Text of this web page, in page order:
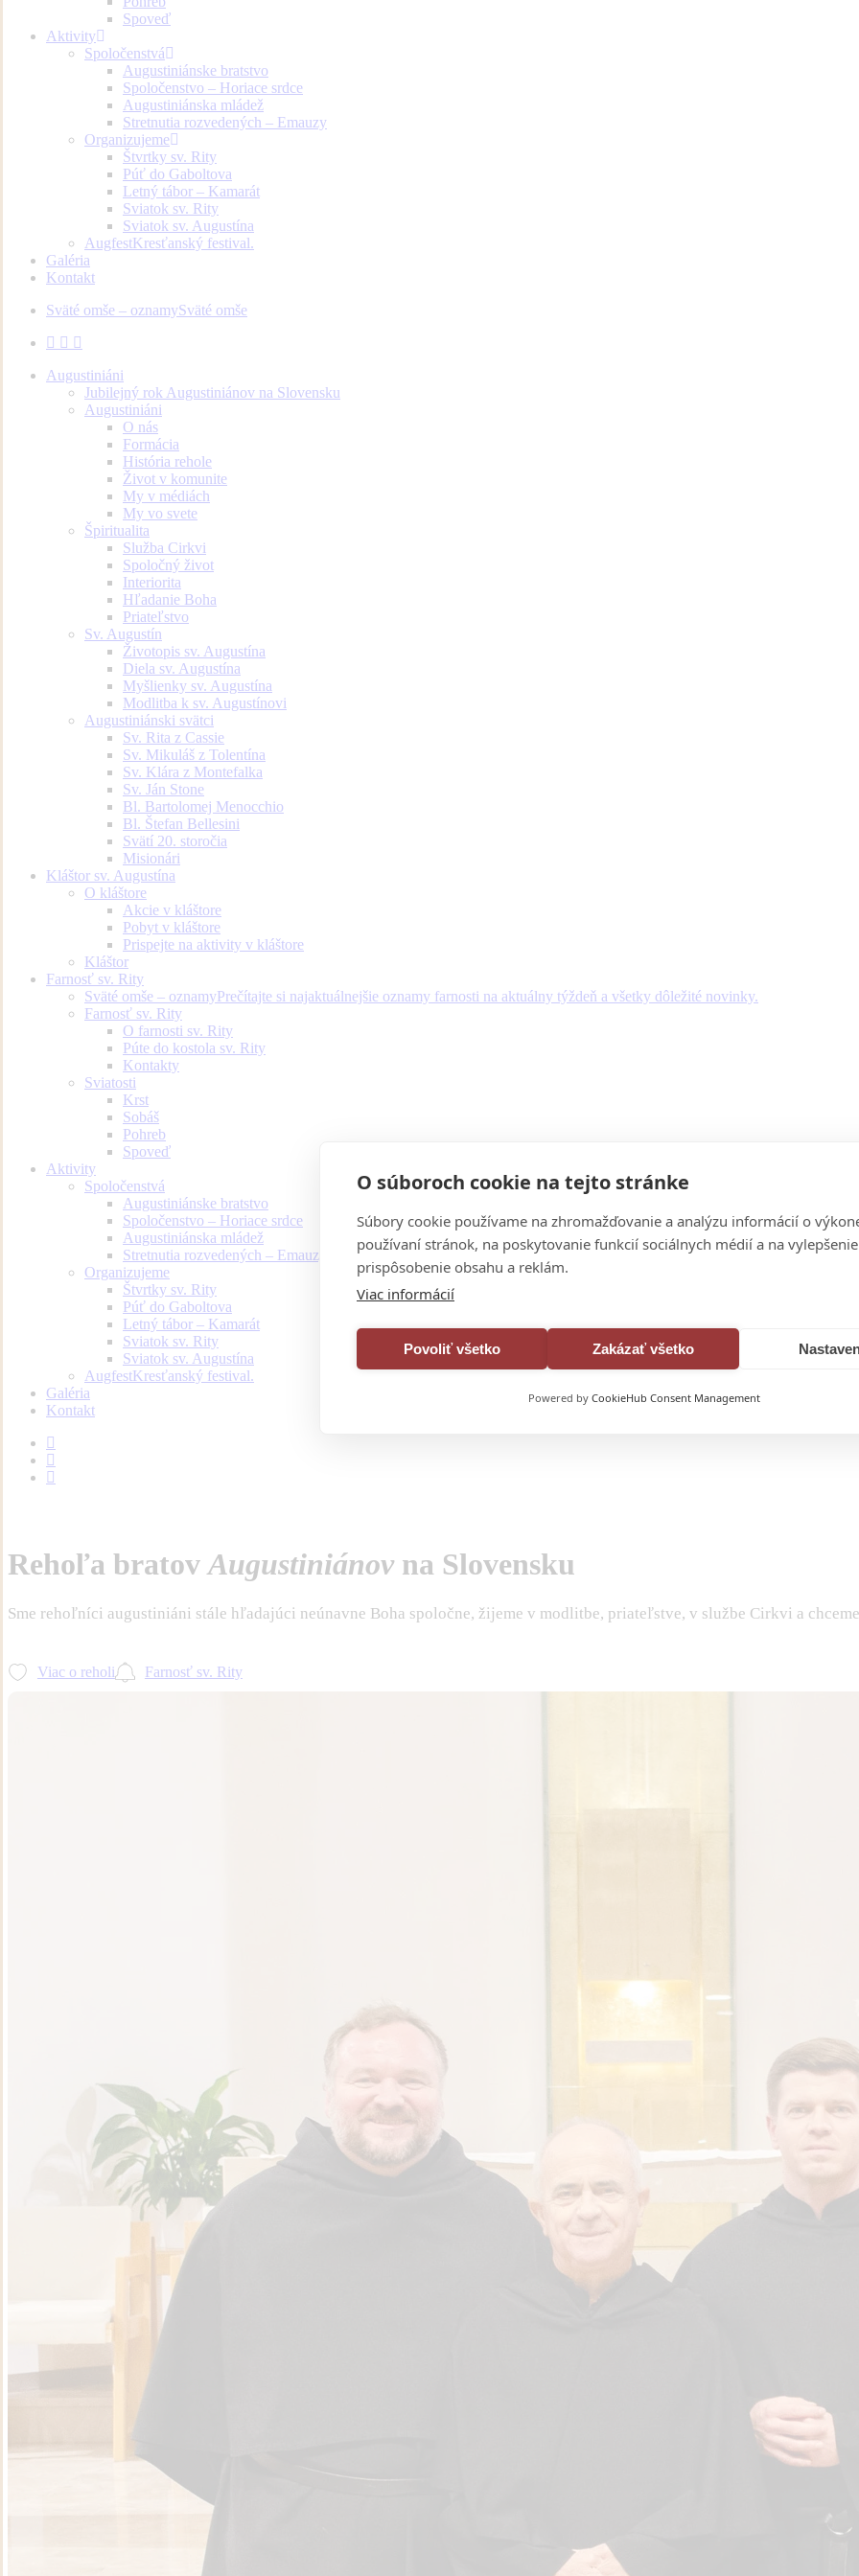
Spoveď
Aktivity
Spoločenstvá
Augustiniánske bratstvo
Spoločenstvo – Horiace srdce
Augustiniánska mládež
Stretnutia rozvedených – Emauzy
Organizujeme
Štvrtky sv. Rity
Púť do Gaboltova
Letný tábor – Kamarát
Sviatok sv. Rity
Sviatok sv. Augustína
AugfestKresťanský festival.
Galéria
Kontakt
Sväté omše – oznamySväté omše
facebook
youtube
instagram
Augustiniáni
Jubilejný rok Augustiniánov na Slovensku
Augustiniáni
O nás
Formácia
História rehole
Život v komunite
My v médiách
My vo svete
Špiritualita
Služba Cirkvi
Spoločný život
Interiorita
Hľadanie Boha
Priateľstvo
Sv. Augustín
Životopis sv. Augustína
Diela sv. Augustína
Myšlienky sv. Augustína
Modlitba k sv. Augustínovi
Augustiniánski svätci
Sv. Rita z Cassie
Sv. Mikuláš z Tolentína
Sv. Klára z Montefalka
Sv. Ján Stone
Bl. Bartolomej Menocchio
Bl. Štefan Bellesini
Svätí 20. storočia
Misionári
Kláštor sv. Augustína
O kláštore
Akcie v kláštore
Pobyt v kláštore
Prispejte na aktivity v kláštore
Kláštor
Farnosť sv. Rity
Sväté omše – oznamyPrečítajte si najaktuálnejšie oznamy farnosti na aktuálny týždeň a všetky dôležité novinky.
Farnosť sv. Rity
O farnosti sv. Rity
Púte do kostola sv. Rity
Kontakty
Sviatosti
Krst
Sobáš
Pohreb
Spoveď
Aktivity
Spoločenstvá
Augustiniánske bratstvo
Spoločenstvo – Horiace srdce
Augustiniánska mládež
Stretnutia rozvedených – Emauzy
Organizujeme
Štvrtky sv. Rity
Púť do Gaboltova
Letný tábor – Kamarát
Sviatok sv. Rity
Sviatok sv. Augustína
AugfestKresťanský festival.
Galéria
Kontakt
facebook
youtube
instagram
Rehoľa bratovAugustiniánov na Slovensku
Sme rehoľníci augustiniáni stále hľadajúci neúnavne Boha spoločne, žijeme v modlitbe, priateľstve, v službe Cirkvi a
Viac o reholi Farnosť sv. Rity
O súboroch cookie na tejto stránke
Súbory cookie používame na zhromažďovanie a analýzu informácií o
používaní stránok, na poskytovanie funkcií sociálnych médií a na
prispôsobenie obsahu a reklám.
Viac informácií
Povoliť všetko Zakázať všetko
Powered by CookieHub Consent Management